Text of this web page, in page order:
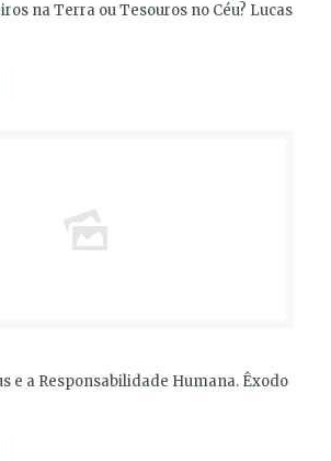
na Terra ou Tesouros no Céu? Lucas
e a Responsabilidade Humana. Êxodo